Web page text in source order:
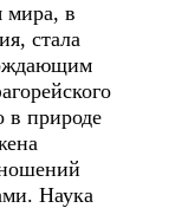
мира, в
стала
в природе
Наука